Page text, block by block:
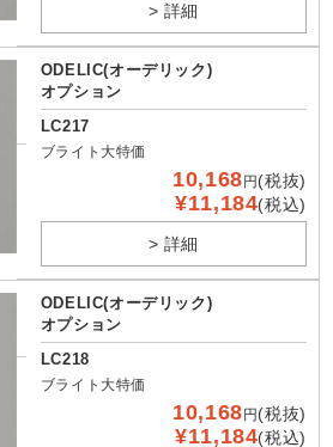
> 詳細
ODELIC(オーデリック)
オプション
LC217
ブライト大特価
10,168 円 (税抜)
¥11,184(税込)
> 詳細
ODELIC(オーデリック)
オプション
LC218
ブライト大特価
10,168 円 (税抜)
¥11,184(税込)